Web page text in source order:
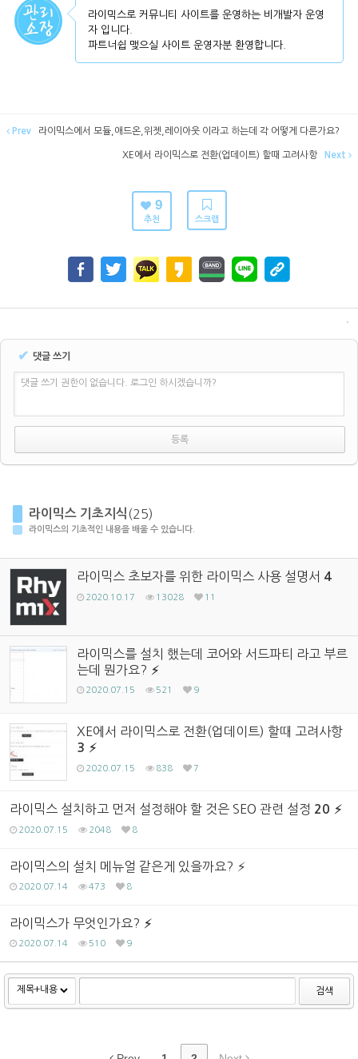
라이믹스로 커뮤니티 사이트를 운영하는 비개발자 운영
자 입니다.
파트너쉽 맺으실 사이트 운영자분 환영합니다.
Prev 라이믹스에서 모듈,애드온,위젯,레이아웃 이라고 하는데 각 어떻게 다른가요?
XE에서 라이믹스로 전환(업데이트) 할때 고려사항 Next
9
추천 스크랩
✔ 댓글 쓰기
댓글 쓰기 권한이 없습니다. 로그인 하시겠습니까?
라이믹스 기초지식 (25)
라이믹스의 기초적인 내용을 배울 수 있습니다.
라이믹스 초보자를 위한 라이믹스 사용 설명서 4
2020.10.17 13028 11
라이믹스를 설치 했는데 코어와 서드파티 라고 부르
는데 뭔가요?
2020.07.15 521 9
XE에서 라이믹스로 전환(업데이트) 할때 고려사항
3
2020.07.15 838 7
라이믹스 설치하고 먼저 설정해야 할 것은 SEO 관련 설정 20
2020.07.15 2048 8
라이믹스의 설치 메뉴얼 같은게 있을까요?
2020.07.14 473 8
라이믹스가 무엇인가요?
2020.07.14 510 9
검색